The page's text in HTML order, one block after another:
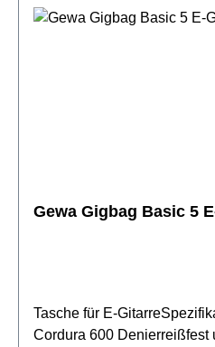
schwarz
Gewa Gigbag Basic 5
Tasche für E-
Cordura 600 Denierreißfest